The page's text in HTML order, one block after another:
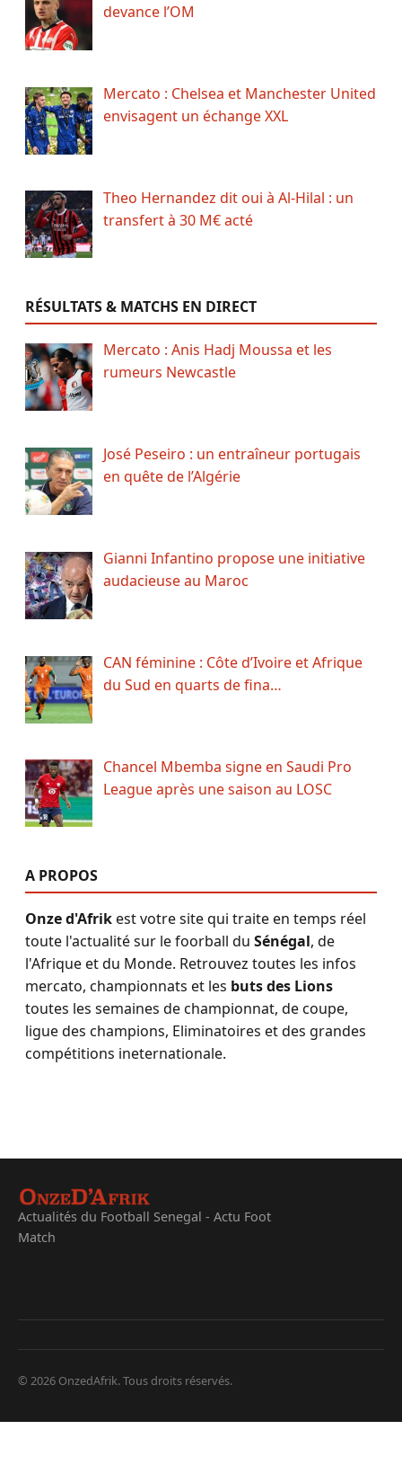
devance l’OM
Mercato : Chelsea et Manchester United
envisagent un échange XXL
Theo Hernandez dit oui à Al-Hilal : un
transfert à 30 M€ acté
RÉSULTATS & MATCHS EN DIRECT
Mercato : Anis Hadj Moussa et les
rumeurs Newcastle
José Peseiro : un entraîneur portugais
en quête de l’Algérie
Gianni Infantino propose une initiative
audacieuse au Maroc
CAN féminine : Côte d’Ivoire et Afrique
du Sud en quarts de fina…
Chancel Mbemba signe en Saudi Pro
League après une saison au LOSC
A PROPOS
Onze d'Afrikest votre site qui traite en temps réel
toute l'actualité sur le foorball du Sénégal, de
l'Afrique et du Monde. Retrouvez toutes les infos
mercato, championnats et les buts des Lions
toutes les semaines de championnat, de coupe,
ligue des champions, Eliminatoires et des grandes
compétitions ineternationale.
Actualités du Football Senegal - Actu Foot
Match
© 2026 OnzedAfrik. Tous droits réservés.